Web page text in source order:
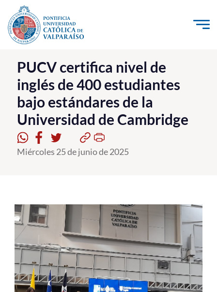
Click acá para ir directamente al contenido
La Universidad
Investigación, Creación e Innovación
PUCV Internacional
Vinculación con el Medio
Admisión
Formación Continua
Estudiantes
Académicos
Funcionarios
PUCV certifica nivel de
inglés de 400 estudiantes
bajo estándares de la
Universidad de Cambridge
Miércoles 25 de junio de 2025